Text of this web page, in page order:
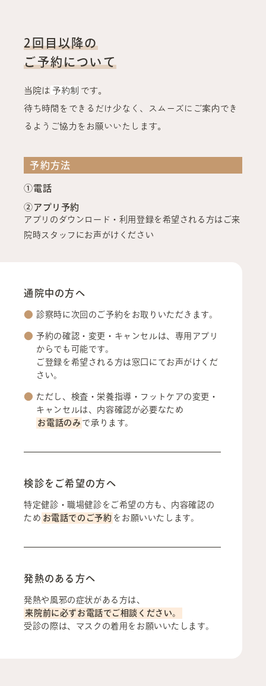
2回目以降の
ご予約について
当院は予約制 です。
待ち時間をできるだけ少なく、スムーズにご案内でき
るようご協力をお願いいたします。
予約方法
①電話
②アプリ予約
アプリのダウンロード・利用登録を希望される方はご来
院時スタッフにお声がけください
通院中の方へ
診察時に次回のご予約をお取りいただきます。
予約の確認・変更・キャンセルは、専用アプリ
からでも可能です。
ご登録を希望される方は窓口にてお声がけくだ
さい。
ただし、検査・栄養指導・フットケアの変更・
キャンセルは、内容確認が必要なため
お電話のみ で承ります。
検診をご希望の方へ
特定健診・職場健診をご希望の方も、内容確認の
ため お電話でのご予約 をお願いいたします。
発熱のある方へ
発熱や風邪の症状がある方は、
来院前に必ずお電話でご相談ください。
受診の際は、マスクの着用をお願いいたします。